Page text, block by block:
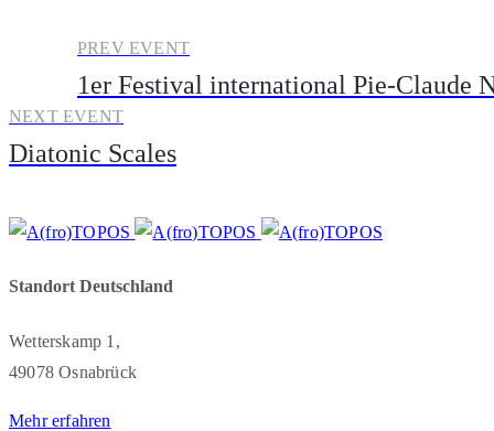
PREV EVENT
1er Festival international Pie-Claude
NEXT EVENT
Diatonic Scales
Standort Deutschland
Wetterskamp 1,
49078 Osnabrück
Mehr erfahren